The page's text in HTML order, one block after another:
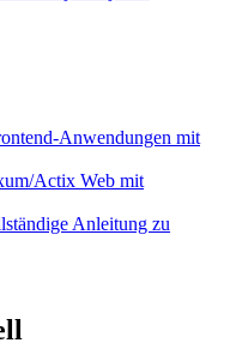
Anwendungen mit
Actix Web mit
Anleitung zu